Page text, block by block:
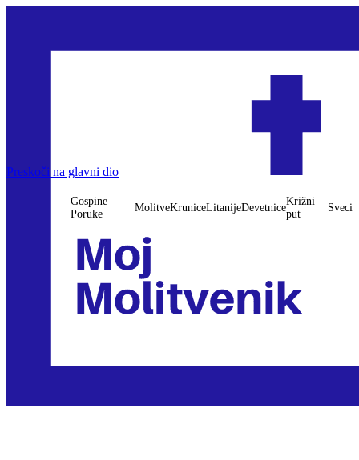
Preskoči na glavni dioGospine Poruke
Krunice
Litanije
Devetnice
Sveci